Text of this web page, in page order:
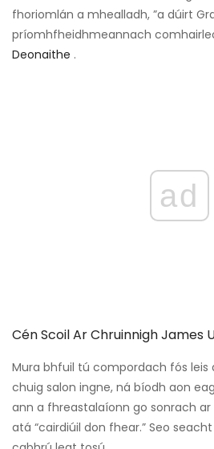
fhoriomlán a mhealladh, ”a dúirt
príomhfheidhmeannach
Deonaithe .
ad
Cén Scoil Ar Chruinnigh James
Mura bhfuil tú compordach fós leis
chuig salon ingne, ná bíodh aon
ann a fhreastalaíonn go sonrach
atá “cairdiúil don fhear.” Seo